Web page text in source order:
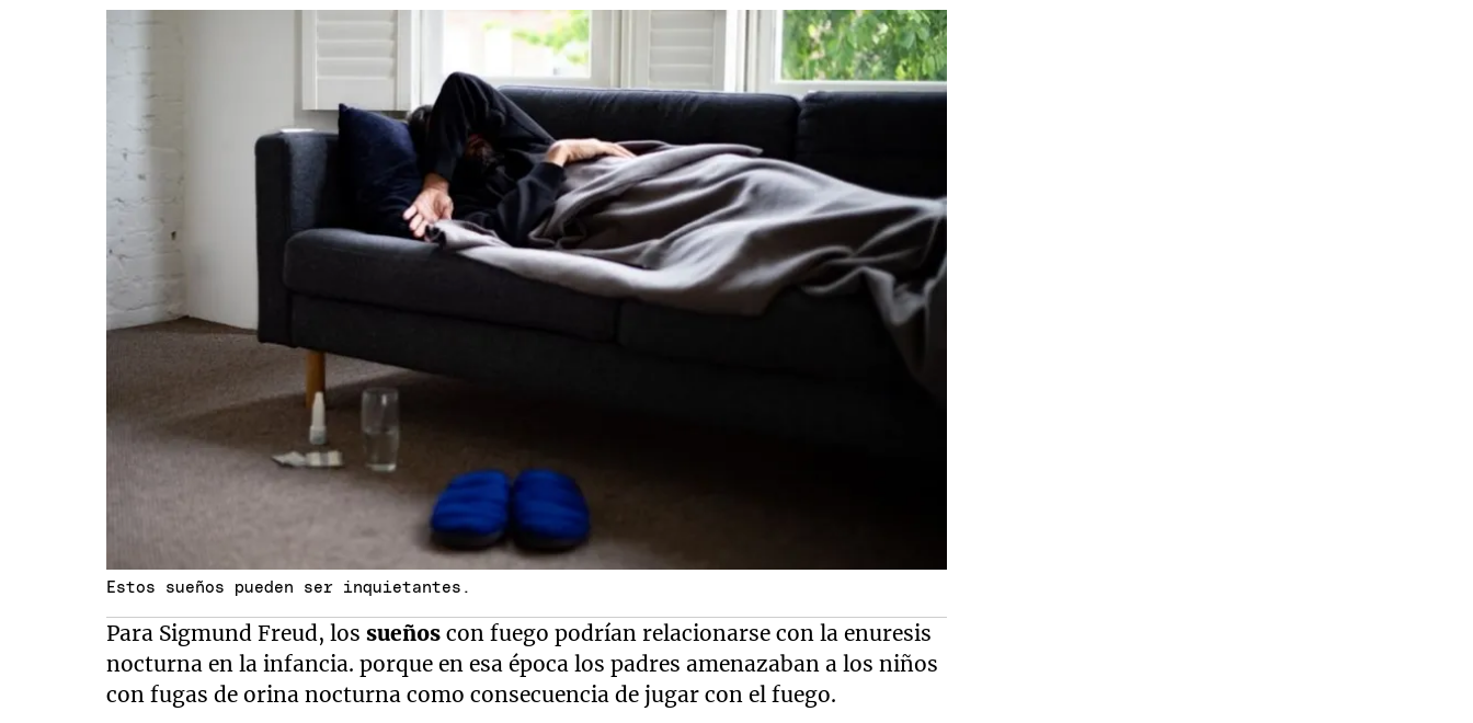
Estos sueños pueden ser inquietantes.
Para Sigmund Freud, lossueñoscon fuego podrían relacionarse con la enuresis
nocturna en la infancia. porque en esa época los padres amenazaban a los niños
con fugas de orina nocturna como consecuencia de jugar con el fuego.